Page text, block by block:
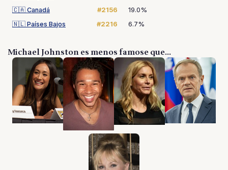
🇨🇦 Canadá #2156
19.0%
🇳🇱 Países Bajos #2216 6.7%
Michael Johnston es menos famose que...